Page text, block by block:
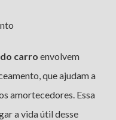
carro envolvem
que ajudam a
amortecedores. Essa
a vida útil desse